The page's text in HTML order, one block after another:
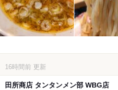
16時間前 更新
田所商店 タンタンメン部 WBG店